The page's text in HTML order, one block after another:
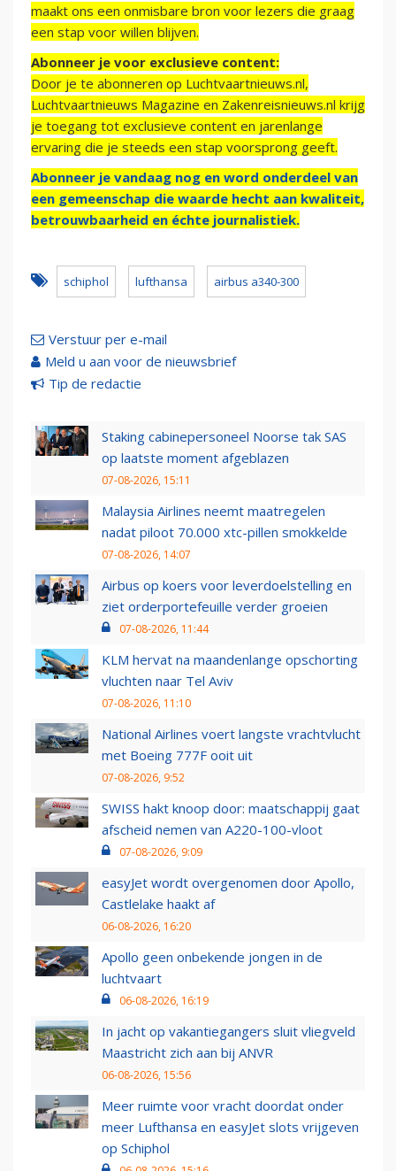
maakt ons een onmisbare bron voor lezers die graag
een stap voor willen blijven.
Abonneer je voor exclusieve content:
Door je te abonneren op Luchtvaartnieuws.nl,
Luchtvaartnieuws Magazine en Zakenreisnieuws.nl krijg
je toegang tot exclusieve content en jarenlange
ervaring die je steeds een stap voorsprong geeft.
Abonneer je vandaag nog en word onderdeel van
een gemeenschap die waarde hecht aan kwaliteit,
betrouwbaarheid en échte journalistiek.
schiphol lufthansa airbus a340-300
Verstuur per e-mail
Meld u aan voor de nieuwsbrief
Tip de redactie
Staking cabinepersoneel Noorse tak SAS
op laatste moment afgeblazen
07-08-2026, 15:11
Malaysia Airlines neemt maatregelen
nadat piloot 70.000 xtc-pillen smokkelde
07-08-2026, 14:07
Airbus op koers voor leverdoelstelling en
ziet orderportefeuille verder groeien
07-08-2026, 11:44
KLM hervat na maandenlange opschorting
vluchten naar Tel Aviv
07-08-2026, 11:10
National Airlines voert langste vrachtvlucht
met Boeing 777F ooit uit
07-08-2026, 9:52
SWISS hakt knoop door: maatschappij gaat
afscheid nemen van A220-100-vloot
07-08-2026, 9:09
easyJet wordt overgenomen door Apollo,
Castlelake haakt af
06-08-2026, 16:20
Apollo geen onbekende jongen in de
luchtvaart
06-08-2026, 16:19
In jacht op vakantiegangers sluit vliegveld
Maastricht zich aan bij ANVR
06-08-2026, 15:56
Meer ruimte voor vracht doordat onder
meer Lufthansa en easyJet slots vrijgeven
op Schiphol